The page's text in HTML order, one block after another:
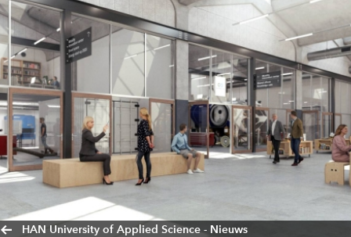
HAN University of Applied Science - Nieuws